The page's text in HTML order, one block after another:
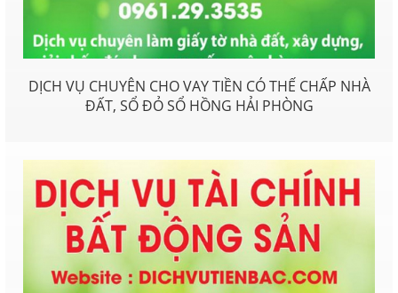
DỊCH VỤ CHUYÊN CHO VAY TIỀN CÓ THẾ CHẤP NHÀ
ĐẤT, SỔ ĐỎ SỔ HỒNG HẢI PHÒNG